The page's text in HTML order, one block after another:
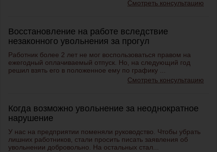
Смотреть консультацию
Восстановление на работе вследствие
незаконного увольнения за прогул
Работник более 2 лет не мог воспользоваться правом на
ежегодный оплачиваемый отпуск. Но, на следующий год
решил взять его в положенное ему по графику ...
Смотреть консультацию
Когда возможно увольнение за неоднократное
нарушение
У нас на предприятии поменяли руководство. Чтобы убрать
лишних работников, стали просить писать заявления об
увольнении добровольно. На остальных стал...